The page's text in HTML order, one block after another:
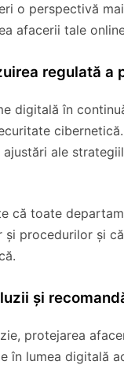
o perspectivă
afacerii tale
regulată
digitală în
ajustări ale
că toate
și procedurilor și
și
protejarea
în lumea digitală